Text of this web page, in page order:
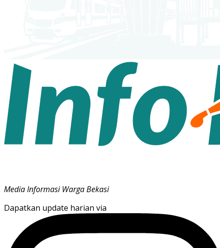
Media Informasi Warga Bekasi
Dapatkan update harian via